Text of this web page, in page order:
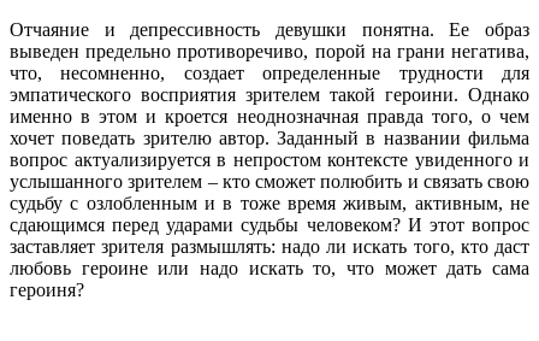
Отчаяние и депрессивность девушки понятна. Ее образ
выведен предельно противоречиво, порой на грани негатива,
что, несомненно, создает определенные трудности для
эмпатического восприятия зрителем такой героини. Однако
именно в этом и кроется неоднозначная правда того, о чем
хочет поведать зрителю автор. Заданный в названии фильма
вопрос актуализируется в непростом контексте увиденного и
услышанного зрителем – кто сможет полюбить и связать свою
судьбу с озлобленным и в тоже время живым, активным, не
сдающимся перед ударами судьбы человеком? И этот вопрос
заставляет зрителя размышлять: надо ли искать того, кто даст
любовь героине или надо искать то, что может дать сама
героиня?